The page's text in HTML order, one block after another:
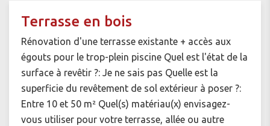
Terrasse en bois
Rénovation d'une terrasse existante + accès aux
égouts pour le trop-plein piscine Quel est l'état de la
surface à revêtir ?: Je ne sais pas Quelle est la
superficie du revêtement de sol extérieur à poser ?:
Entre 10 et 50 m² Quel(s) matériau(x) envisagez-
vous utiliser pour votre terrasse, allée ou autre